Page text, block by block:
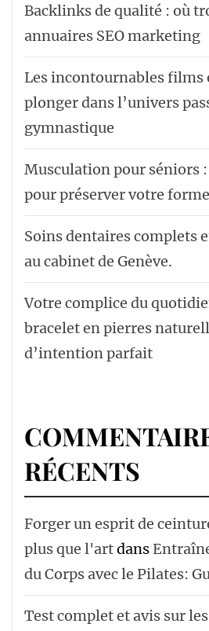
Backlinks de qualité : où
annuaires SEO marketing
Les incontournables films
plonger dans l’univers
gymnastique
Musculation pour séniors
pour préserver votre
Soins dentaires complets
au cabinet de Genève.
Votre complice du
bracelet en pierres
d’intention parfait
RÉCENTS
Forger un esprit de
plus que l'artdans
du Corps avec le Pilates:
Test complet et avis sur